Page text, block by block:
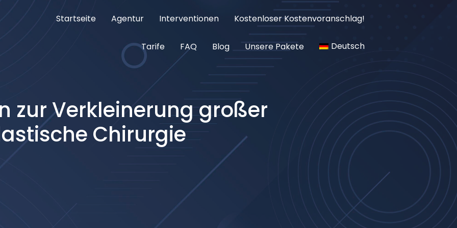
Startseite Agentur Interventionen Kostenloser Kostenvoranschlag!
Tarife FAQ Blog Unsere Pakete Deutsch
zur Verkleinerung großer
Chirurgie